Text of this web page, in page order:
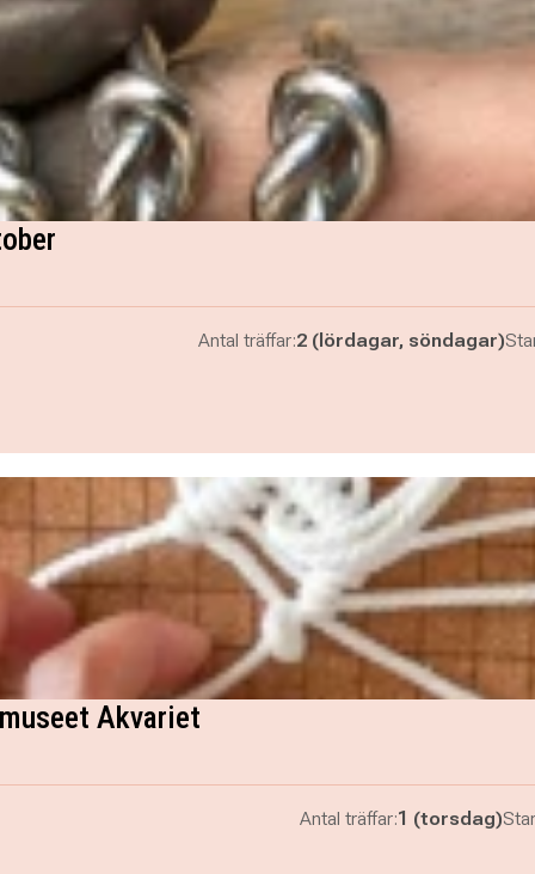
Antal träffar:2 (lördagar, söndagar)
Akvariet
Antal träffar:1 (torsdag)